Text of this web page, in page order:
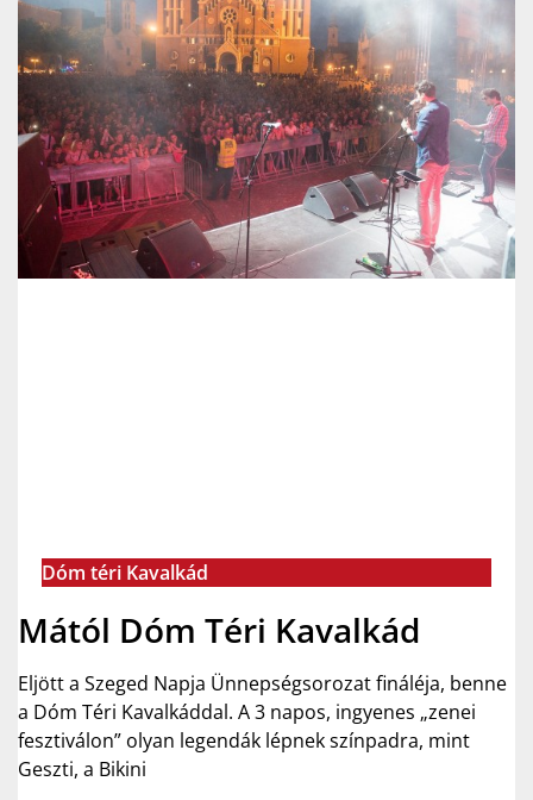
Dóm téri Kavalkád
Mától Dóm Téri Kavalkád
Eljött a Szeged Napja Ünnepségsorozat fináléja, benne
a Dóm Téri Kavalkáddal. A 3 napos, ingyenes „zenei
fesztiválon” olyan legendák lépnek színpadra, mint
Geszti, a Bikini